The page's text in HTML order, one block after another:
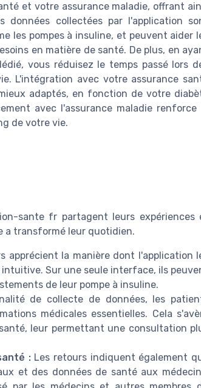
et votre assurance maladie, offrant
données collectées par l'application
les pompes à insuline, et peuvent aider
en matière de santé. De plus, en
vous réduisez le temps passé lors
L'intégration avec votre assurance
adaptés, en fonction de votre
avec l'assurance maladie renforce
de votre vie.
sante fr partagent leurs expériences
a transformé leur quotidien.
apprécient la manière dont l'application
Sur une seule interface, ils
de leur pompe à insuline.
de collecte de données, les
médicales essentielles. Cela
leur permettant une consultation
:Les retours indiquent également
et des données de santé aux